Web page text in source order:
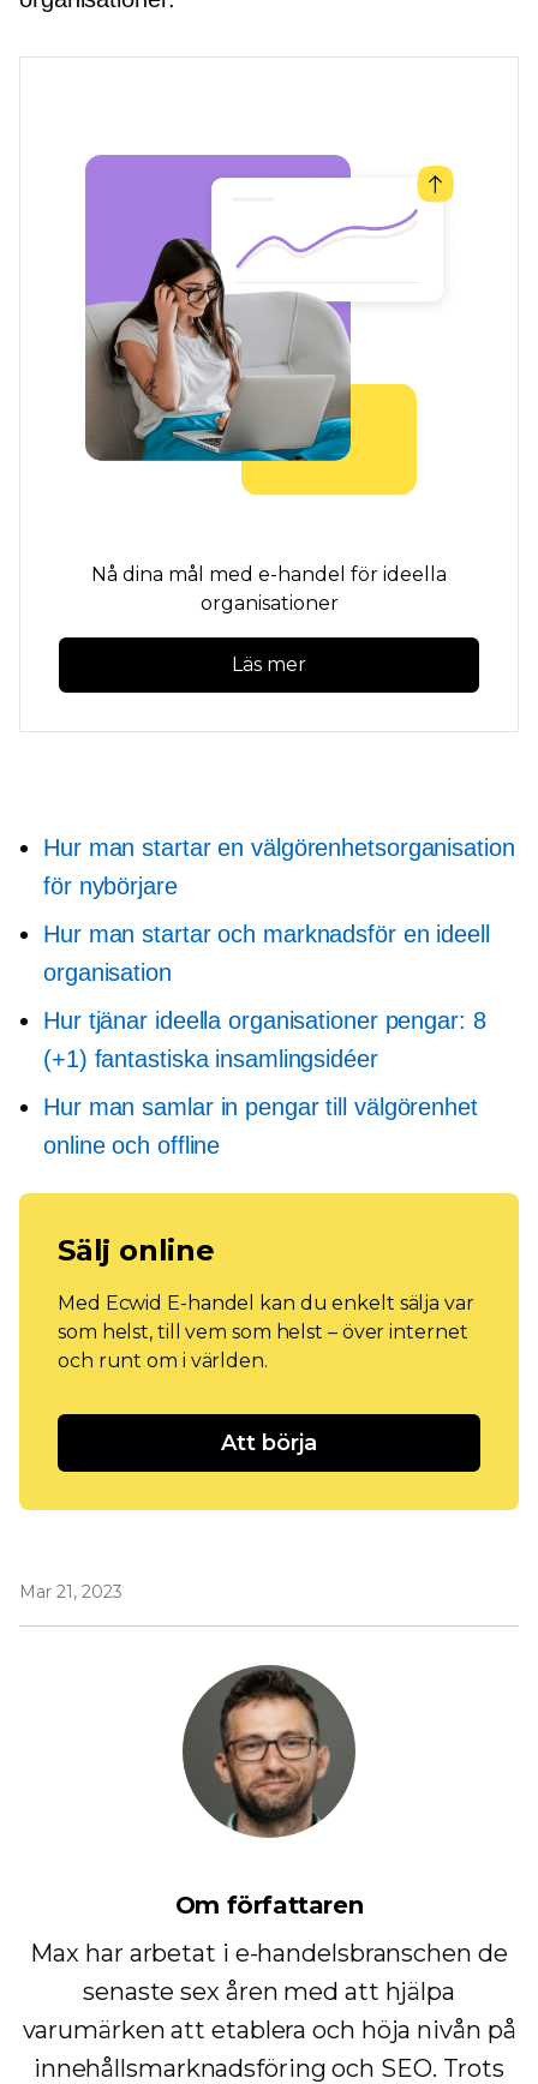
Nå dina mål med e-handel för ideella
organisationer
Läs mer
Hur man startar en välgörenhetsorganisation
för nybörjare
Hur man startar och marknadsför en ideell
organisation
Hur tjänar ideella organisationer pengar: 8
(+1) fantastiska insamlingsidéer
Hur man samlar in pengar till välgörenhet
online och offline
Sälj online
Med Ecwid E-handel kan du enkelt sälja var
som helst, till vem som helst – över internet
och runt om i världen.
Att börja
Mar 21, 2023
Om författaren
Max har arbetat i e-handelsbranschen de
senaste sex åren med att hjälpa
varumärken att etablera och höja nivån på
innehållsmarknadsföring och SEO. Trots